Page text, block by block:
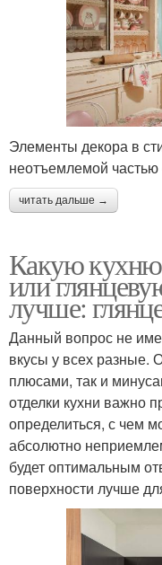
Элементы декора в
неотъемлемой частью
читать дальше →
Какую
или
лучше:
Данный вопрос не
вкусы у всех разные.
плюсами, так и
отделки кухни важно
определиться, с чем
абсолютно
будет оптимальным
поверхности лучше